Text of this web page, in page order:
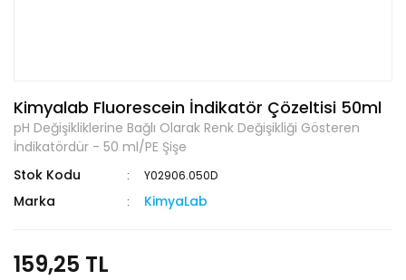
Kimyalab Fluorescein İndikatör Çözeltisi 50ml
pH Değişikliklerine Bağlı Olarak Renk Değişikliği Gösteren
İndikatördür - 50 ml/PE Şişe
Stok Kodu
Y02906.050D
Marka KimyaLab
159,25 TL